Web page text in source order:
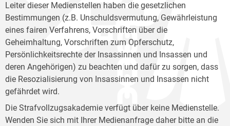
Leiter dieser Medienstellen haben die gesetzlichen
Bestimmungen (z.B. Unschuldsvermutung, Gewährleistung
eines fairen Verfahrens, Vorschriften über die
Geheimhaltung, Vorschriften zum Opferschutz,
Persönlichkeitsrechte der Insassinnen und Insassen und
deren Angehörigen) zu beachten und dafür zu sorgen, dass
die Resozialisierung von Insassinnen und Insassen nicht
gefährdet wird.
Die Strafvollzugsakademie verfügt über keine Medienstelle.
Wenden Sie sich mit Ihrer Medienanfrage daher bitte an die